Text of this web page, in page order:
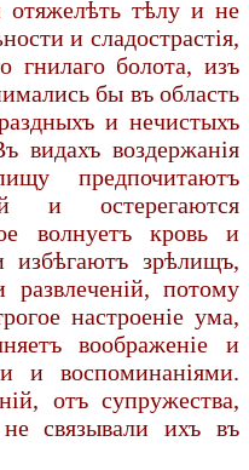
отяжелѣть тѣлу и не
и сладострастія,
гнилаго болота, изъ
бы въ область
и нечистыхъ
видахъ воздержанія
предпочитаютъ
и остерегаются
волнуетъ кровь и
избѣгаютъ зрѣлищъ,
потому
настроеніе ума,
воображеніе и
и воспоминаніями.
отъ супружества,
связывали ихъ въ